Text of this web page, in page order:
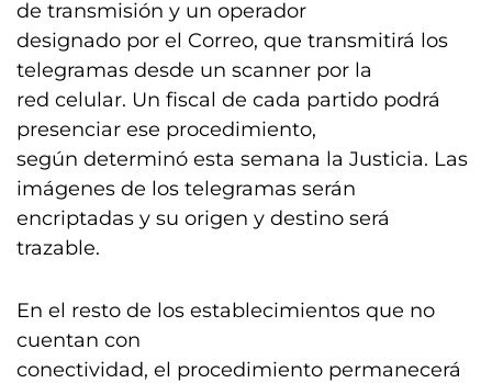
de transmisión y un operador
designado por el Correo, que transmitirá los
telegramas desde un scanner por la
red celular. Un fiscal de cada partido podrá
presenciar ese procedimiento,
según determinó esta semana la Justicia. Las
imágenes de los telegramas serán
encriptadas y su origen y destino será
trazable.
En el resto de los establecimientos que no
cuentan con
conectividad, el procedimiento permanecerá